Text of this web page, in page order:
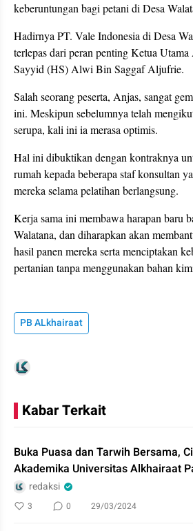
keberuntungan bagi petani di Desa
Hadirnya PT. Vale Indonesia di Desa
terlepas dari peran penting Ketua
Sayyid (HS) Alwi Bin Saggaf Aljufrie.
Salah seorang peserta, Anjas, sangat
ini. Meskipun sebelumnya telah
serupa, kali ini ia merasa optimis.
Hal ini dibuktikan dengan kontraknya
rumah kepada beberapa staf konsultan
mereka selama pelatihan berlangsung.
Kerja sama ini membawa harapan baru
Walatana, dan diharapkan akan
hasil panen mereka serta menciptakan
pertanian tanpa menggunakan bahan
PB ALkhairaat
Kabar Terkait
Buka Puasa dan Tarwih Bersama,
Akademika Universitas Alkhairaat
redaksi
3 0 29/03/2024